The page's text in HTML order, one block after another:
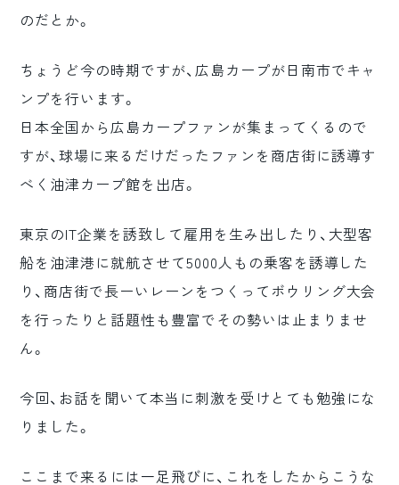
のだとか。
ちょうど今の時期ですが、広島カープが日南市でキャ
ンプを行います。
日本全国から広島カープファンが集まってくるので
すが、球場に来るだけだったファンを商店街に誘導す
べく油津カープ館を出店。
東京のIT企業を誘致して雇用を生み出したり、大型客
船を油津港に就航させて5000人もの乗客を誘導した
り、商店街で長ーいレーンをつくってボウリング大会
を行ったりと話題性も豊富でその勢いは止まりませ
ん。
今回、お話を聞いて本当に刺激を受けとても勉強にな
りました。
ここまで来るには一足飛びに、これをしたからこうな